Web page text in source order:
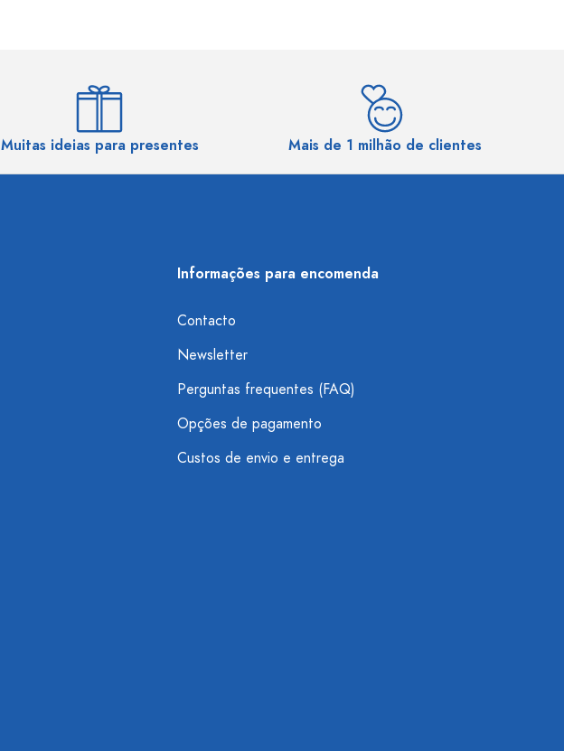
Muitas ideias para presentes Mais de 1 milhão de clientes
Informações para encomenda
Contacto
Newsletter
Perguntas frequentes (FAQ)
Opções de pagamento
Custos de envio e entrega